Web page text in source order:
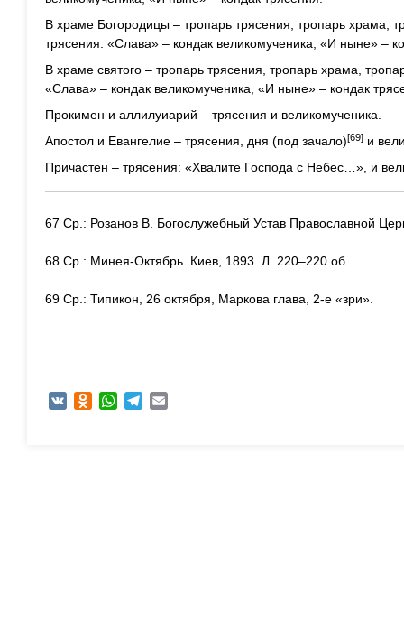
В храме Богородицы – тропарь трясения, тропарь храма,
трясения. «Слава» – кондак великомученика, «И ныне» –
В храме святого – тропарь трясения, тропарь храма,
«Слава» – кондак великомученика, «И ныне» – кондак
Прокимен и аллилуиарий – трясения и великомученика.
Апостол и Евангелие – трясения, дня (под зачало)[69] и
Причастен – трясения: «Хвалите Господа с Небес…», и
67 Ср.: Розанов В. Богослужебный Устав Православной
68 Ср.: Минея-Октябрь. Киев, 1893. Л. 220–220 об.
69 Ср.: Типикон, 26 октября, Маркова глава, 2-е «зри».
VK Odnoklassniki
WhatsAppTelegram